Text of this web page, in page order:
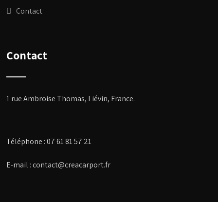
Contact
Contact
1 rue Ambroise Thomas, Liévin, France.
Téléphone :07 61 81 57 21
E-mail :contact@creacarport.fr